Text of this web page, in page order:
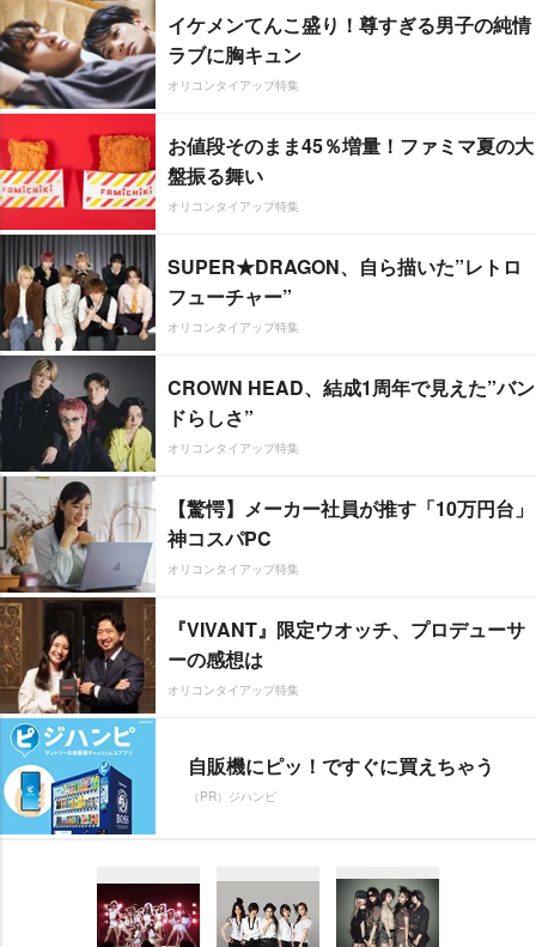
イケメンてんこ盛り！尊すぎる男子の純情
ラブに胸キュン
オリコンタイアップ特集
お値段そのまま45％増量！ファミマ夏の大
盤振る舞い
オリコンタイアップ特集
SUPER★DRAGON、自ら描いた”レトロ
フューチャー”
オリコンタイアップ特集
CROWN HEAD、結成1周年で見えた”バン
ドらしさ”
オリコンタイアップ特集
【驚愕】メーカー社員が推す「10万円台」
神コスパPC
オリコンタイアップ特集
『VIVANT』限定ウオッチ、プロデューサ
ーの感想は
オリコンタイアップ特集
自販機にピッ！ですぐに買えちゃう
（PR）ジハンピ